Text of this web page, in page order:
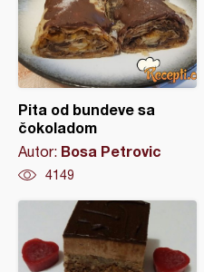
Pita od bundeve sa
čokoladom
Autor: Bosa Petrovic
4149